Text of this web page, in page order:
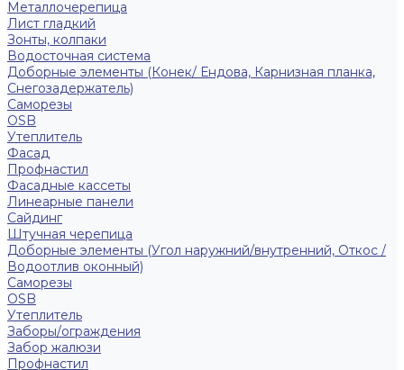
Металлочерепица
Лист гладкий
Зонты, колпаки
Водосточная система
Доборные элементы (Конек/ Ендова, Карнизная планка,
Снегозадержатель)
Саморезы
ОSB
Утеплитель
Фасад
Профнастил
Фасадные кассеты
Линеарные панели
Сайдинг
Штучная черепица
Доборные элементы (Угол наружний/внутренний, Откос /
Водоотлив оконный)
Саморезы
OSB
Утеплитель
Заборы/ограждения
Забор жалюзи
Профнастил